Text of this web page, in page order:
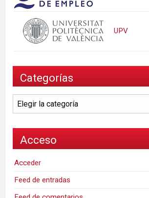
UPV
Categorías
Categorías
Acceso
Acceder
Feed de entradas